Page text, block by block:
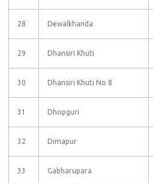
28 Dewalkhanda
29 Dhansiri Khuti
30 Dhansiri Khuti No 8
31 Dhopguri
32 Dimapur
33 Gabharupara